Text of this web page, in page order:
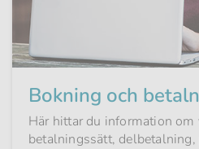
Bokning och
Här hittar du information om
betalningssätt, delbetalning,